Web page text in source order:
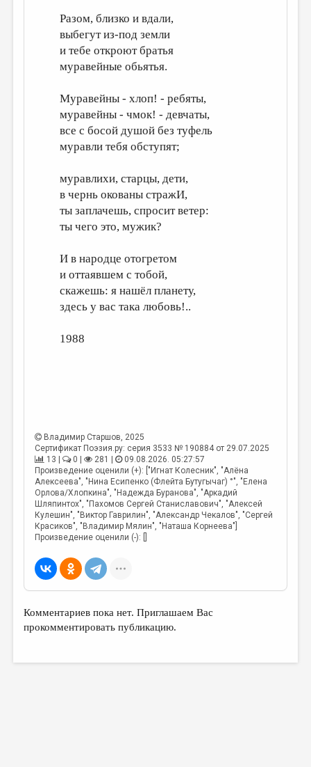
СТРАНИЦЫ ПАМЯТИ
ОБЪЯВЛЕНИЯ
РЕДКОЛЛЕГИЯ
ОТ РЕДАКЦИИ
МАЛАЯ ПРОЗА
ЛИТЕРАТУРОВЕДЕНИЕ
РЕЦЕНЗИРОВАНИЕ
ЦИКЛЫ ПУБЛИКАЦИЙ
Разом, близко и вдали,
выбегут из-под земли
и тебе откроют братья
муравейные обьятья.
Муравейны - хлоп! - ребяты,
муравейны - чмок! - девчаты,
все с босой душой без туфель
муравли тебя обступят;
муравлихи, старцы, дети,
в чернь окованы стражИ,
ты заплачешь, спросит ветер:
ты чего это, мужик?
И в народце отогретом
и оттаявшем с тобой,
скажешь: я нашёл планету,
здесь у вас така любовь!..
1988
Владимир Старшов, 2025
Сертификат Поэзия.ру: серия 3533 № 190884 от 29.07.2025
13 |
0 | 281 |
09.08.2026. 05:27:57
Произведение оценили (+): ["Игнат Колесник", "Алёна
Алексеева", "Нина Есипенко (Флейта Бутугычаг) °", "Елена
Орлова/Хлопкина", "Надежда Буранова", "Аркадий
Шляпинтох", "Пахомов Сергей Станиславович", "Алексей
Кулешин", "Виктор Гаврилин", "Александр Чекалов", "Сергей
Красиков", "Владимир Мялин", "Наташа Корнеева"]
Произведение оценили (-): []
Комментариев пока нет. Приглашаем Вас
прокомментировать публикацию.